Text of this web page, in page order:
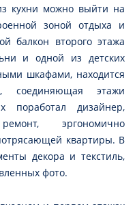
кухни можно выйти на
зоной отдыха и
балкон второго этажа
и одной из детских
шкафами, находится
соединяющая этажи
поработал дизайнер,
эргономично
квартиры. В
декора и текстиль,
фото.